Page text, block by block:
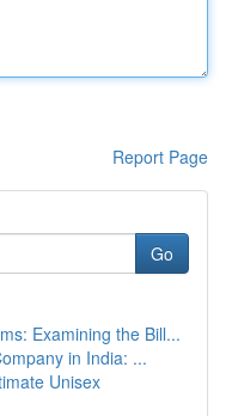
Report Page
Go
Examining the Bill...
in India: ...
Unisex